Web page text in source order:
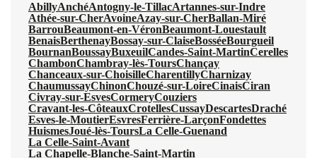
AbillyAnchéAntogny-le-TillacArtannes-sur-Indre
Athée-sur-CherAvoineAzay-sur-CherBallan-Miré
BarrouBeaumont-en-VéronBeaumont-Louestault
BenaisBerthenayBossay-sur-ClaiseBosséeBourgueil
BournanBoussayBuxeuilCandes-Saint-MartinCerelles
ChambonChambray-lès-ToursChançay
Chanceaux-sur-ChoisilleCharentillyCharnizay
ChaumussayChinonChouzé-sur-LoireCinaisCiran
Civray-sur-EsvesCormeryCouziers
Cravant-les-CôteauxCrotellesCussayDescartesDraché
Esves-le-MoutierEsvresFerrière-LarçonFondettes
HuismesJoué-lès-ToursLa Celle-Guenand
La Celle-Saint-Avant
La Chapelle-Blanche-Saint-Martin